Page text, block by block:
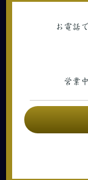
お電話
営業